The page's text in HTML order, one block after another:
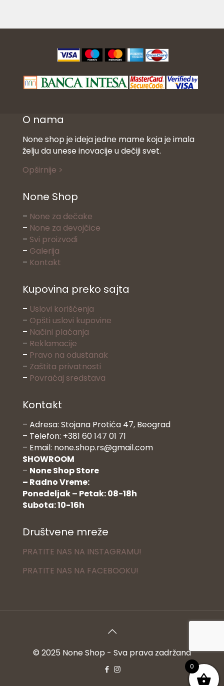
O nama
None shop je ideja jedne mame koja je imala
želju da unese inovacije u dečiji svet.
Opširnije >
None Shop
– None za dečake
– None za devojčice
– Svi proizvodi
– Galerija
– Kontakt
Kupovina preko sajta
– Uslovi korišćenja
– Opšti uslovi kupovine
– Načini plaćanja
– Reklamacije
– Pravo na odustanak
– Zaštita privatnosti
– Povraćaj sredstava
Kontakt
– Adresa: Stojana Protića 47, Beograd
– Telefon: +381 60 147 01 71
– Email: none.shop.rs@gmail.com
SHOWROOM
– None Shop Store
– Radno Vreme:
Ponedeljak – Petak: 08-18h
Subota: 10-16h
Društvene mreže
PRATITE NAS NA INSTAGRAMU!
PRATITE NAS NA FACEBOOKU!
© 2025 None Shop - Sva prava zadržana
0